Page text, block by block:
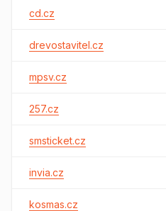
cd.cz
drevostavitel.cz
mpsv.cz
257.cz
smsticket.cz
invia.cz
kosmas.cz